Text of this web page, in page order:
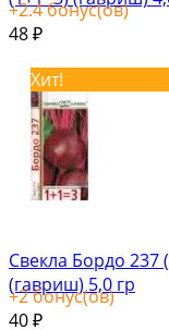
+2.4бонус(ов)
48 ₽
Хит!
Свекла Бордо 237
(гавриш) 5,0 гр
+2бонус(ов)
40 ₽